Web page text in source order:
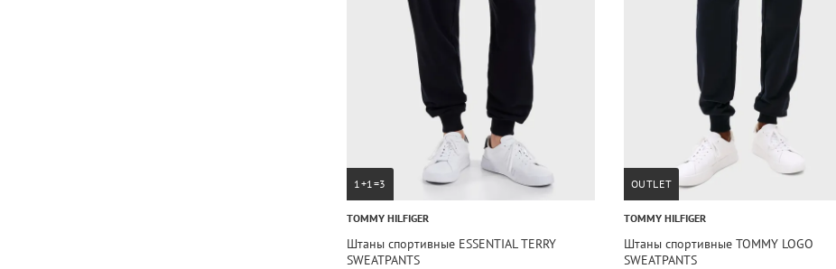
1+1=3
TOMMY HILFIGER
Штаны спортивные ESSENTIAL TERRY
SWEATPANTS
OUTLET
TOMMY HILFIGER
Штаны спортивные TOMMY LOGO
SWEATPANTS